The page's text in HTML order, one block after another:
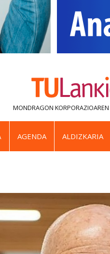
MONDRAGON KORPORAZIOAREN
AGENDA ALDIZKARIA